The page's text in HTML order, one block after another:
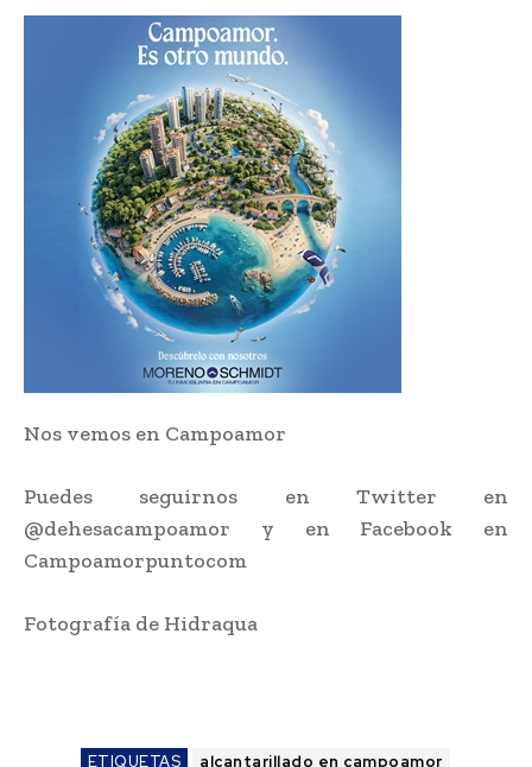
Nos vemos en Campoamor
Puedes seguirnos en Twitter en
@dehesacampoamor y en Facebook en
Campoamorpuntocom
Fotografía de Hidraqua
ETIQUETAS alcantarillado en campoamor